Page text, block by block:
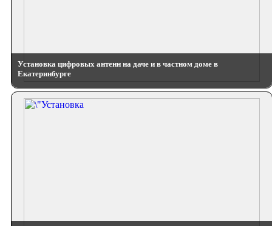
Установка цифровых антенн на даче и в частном доме в
Екатеринбурге